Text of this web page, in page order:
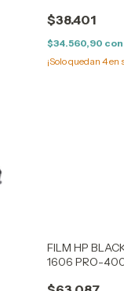
$38.401
$34.560,90 con
¡Solo quedan 4en
FILM HP
1606 PRO-